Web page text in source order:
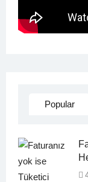
Popular